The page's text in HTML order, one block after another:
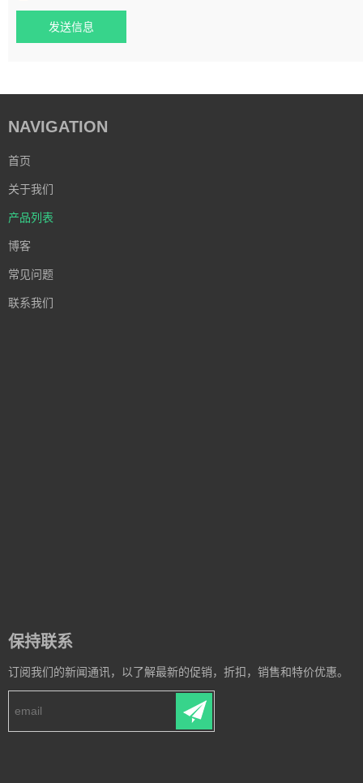
发送信息
NAVIGATION
首页
关于我们
产品列表
博客
常见问题
联系我们
保持联系
订阅我们的新闻通讯，以了解最新的促销，折扣，销售和特价优惠。